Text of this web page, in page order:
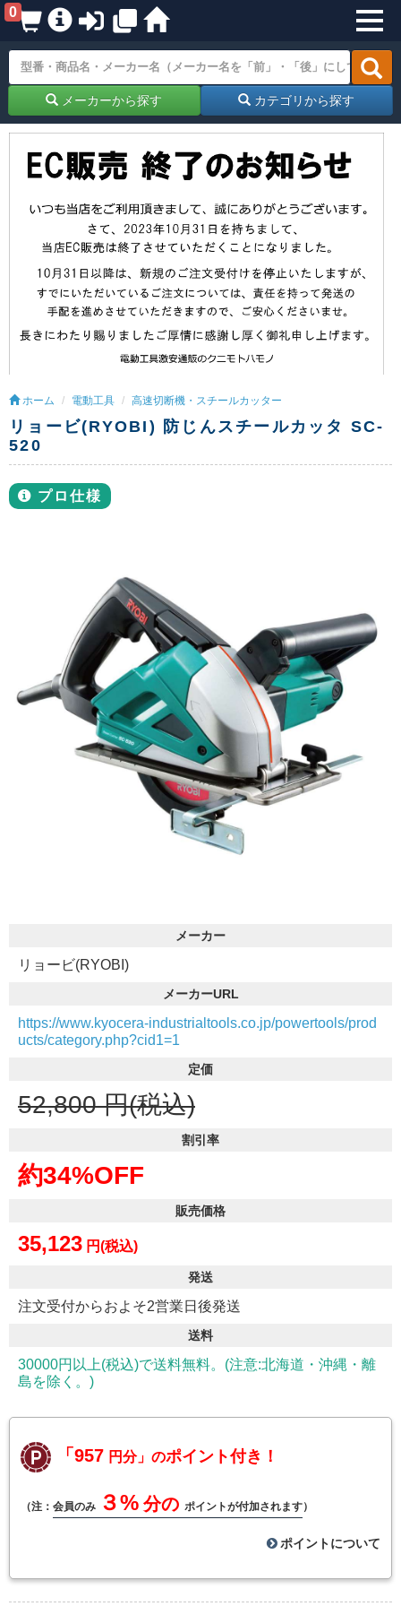
0
メーカーから探す カテゴリから探す
ホーム 電動工具 高速切断機・スチールカッター
リョービ(RYOBI) 防じんスチールカッタ SC-
520
プロ仕様
メーカー
リョービ(RYOBI)
メーカーURL
https://www.kyocera-industrialtools.co.jp/powertools/prod
ucts/category.php?cid1=1
定価
52,800 円(税込)
割引率
約34%OFF
販売価格
35,123 円(税込)
発送
注文受付からおよそ2営業日後発送
送料
30000円以上(税込)で送料無料。(注意:北海道・沖縄・離
島を除く。)
「957 円分」のポイント付き！
（注： 会員のみ ３% 分の ポイントが付加されます）
ポイントについて